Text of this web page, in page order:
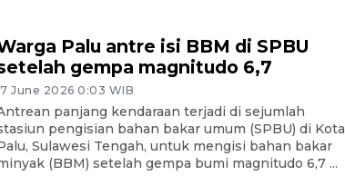
Palu antre isi BBM di SPBU
gempa magnitudo 6,7
June 2026 0:03 WIB
panjang kendaraan terjadi di sejumlah
pengisian bahan bakar umum (SPBU) di Kota
Sulawesi Tengah, untuk mengisi bahan bakar
(BBM) setelah gempa bumi magnitudo 6,7 ...